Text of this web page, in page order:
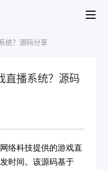
统？源码分享
直播系统？源码
络科技提供的游戏直
时间。该源码基于